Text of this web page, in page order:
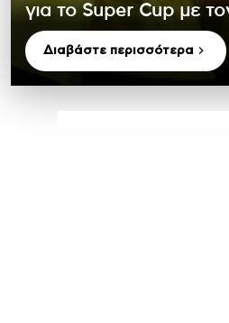
για το Super Cup με
Διαβάστε περισσότερα